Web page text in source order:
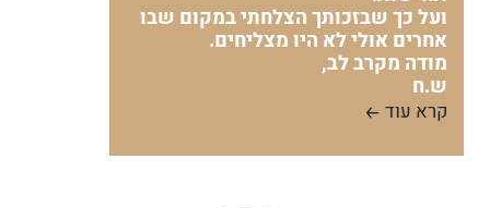
ועל כך שבזכותך הצלחתי במקום שבו
אחרים אולי לא היו מצליחים.
מודה מקרב לב,
ש.ח
קרא עוד